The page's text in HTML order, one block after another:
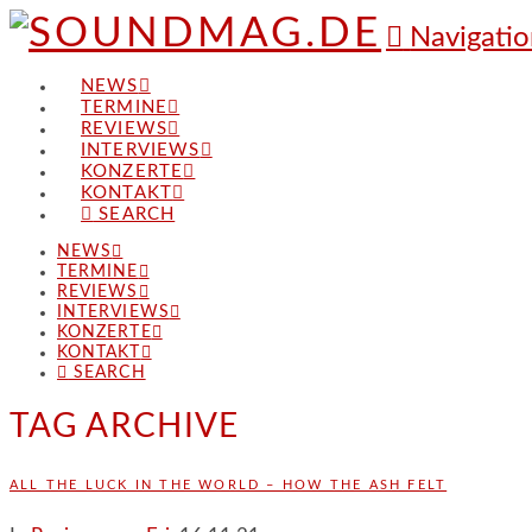
NEWS
TERMINE
REVIEWS
INTERVIEWS
KONZERTE
KONTAKT
SEARCH
NEWS
TERMINE
REVIEWS
INTERVIEWS
KONZERTE
KONTAKT
SEARCH
TAG ARCHIVE
ALL THE LUCK IN THE WORLD – HOW THE ASH FELT